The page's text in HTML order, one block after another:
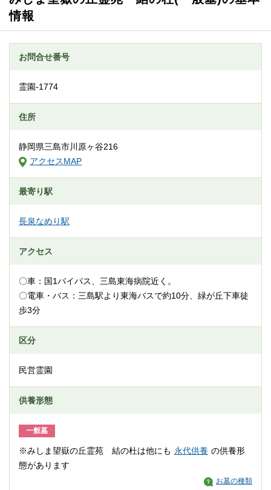
情報
お問合せ番号
霊園-1774
住所
静岡県三島市川原ヶ谷216
アクセスMAP
最寄り駅
長泉なめり駅
アクセス
〇車：国1バイパス、三島東海病院近く。
〇電車・バス：三島駅より東海バスで約10分、緑が丘下車徒
歩3分
区分
民営霊園
供養形態
一般墓
お墓の種類
※みしま望嶽の丘霊苑 結の杜は他にも 永代供養 の供養形
態があります